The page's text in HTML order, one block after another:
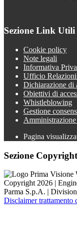
Sezione Link Utili
Cookie policy
Note legali
Informativa
Ufficio
Dichiarazione di
Obiettivi di
Whistleblowing
Gestione
Amministrazione
Pagina
Sezione Copyright
Copyright 2026 |
Parma S.p.A. |
Disclaimer trattamento